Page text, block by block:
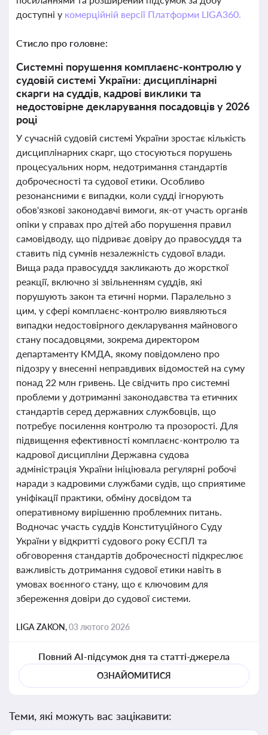
доступні у комерційній версії Платформи LIGA360.
Стисло про головне:
Системні порушення комплаєнс-контролю у
судовій системі України: дисциплінарні
скарги на суддів, кадрові виклики та
недостовірне декларування посадовців у 2026
році
У сучасній судовій системі України зростає кількість
дисциплінарних скарг, що стосуються порушень
процесуальних норм, недотримання стандартів
доброчесності та судової етики. Особливо
резонансними є випадки, коли судді ігнорують
обов'язкові законодавчі вимоги, як-от участь органів
опіки у справах про дітей або порушення правил
самовідводу, що підриває довіру до правосуддя та
ставить під сумнів незалежність судової влади.
Вища рада правосуддя закликають до жорсткої
реакції, включно зі звільненням суддів, які
порушують закон та етичні норми. Паралельно з
цим, у сфері комплаєнс-контролю виявляються
випадки недостовірного декларування майнового
стану посадовцями, зокрема директором
департаменту КМДА, якому повідомлено про
підозру у внесенні неправдивих відомостей на суму
понад 22 млн гривень. Це свідчить про системні
проблеми у дотриманні законодавства та етичних
стандартів серед державних службовців, що
потребує посилення контролю та прозорості. Для
підвищення ефективності комплаєнс-контролю та
кадрової дисципліни Державна судова
адміністрація України ініціювала регулярні робочі
наради з кадровими службами судів, що сприятиме
уніфікації практики, обміну досвідом та
оперативному вирішенню проблемних питань.
Водночас участь суддів Конституційного Суду
України у відкритті судового року ЄСПЛ та
обговорення стандартів доброчесності підкреслює
важливість дотримання судової етики навіть в
умовах воєнного стану, що є ключовим для
збереження довіри до судової системи.
LIGA ZAKON,03 лютого 2026
Повний AI-підсумок дня та статті-джерела
ОЗНАЙОМИТИСЯ
Теми, які можуть вас зацікавити: